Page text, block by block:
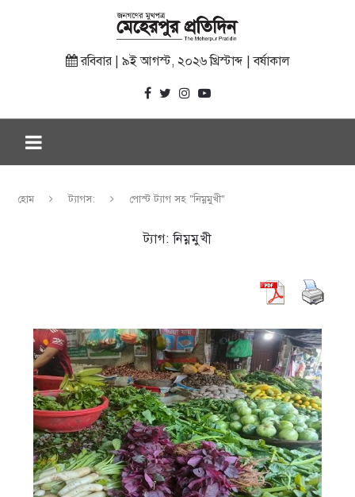
রবিবার | ৯ই আগস্ট, ২০২৬ খ্রিস্টাব্দ | বর্ষাকাল
হোম ট্যাগস: পোস্ট ট্যাগ সহ "নিম্নমুখী"
ট্যাগ:নিম্নমুখী